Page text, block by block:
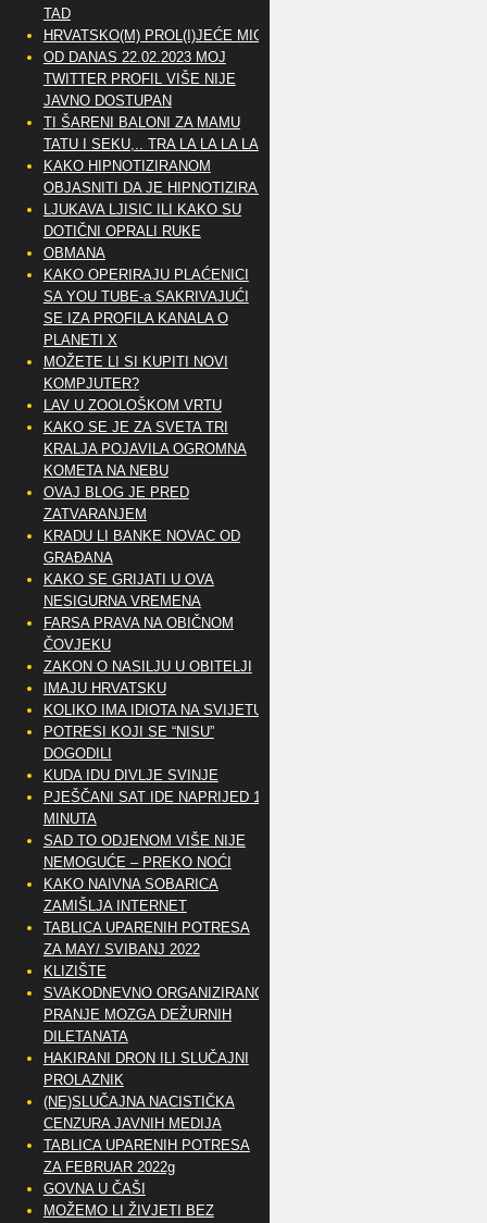
TAD
HRVATSKO(M) PROL(I)JEĆE MIG
OD DANAS 22.02.2023 MOJ
TWITTER PROFIL VIŠE NIJE
JAVNO DOSTUPAN
TI ŠARENI BALONI ZA MAMU
TATU I SEKU,.. TRA LA LA LA LA
KAKO HIPNOTIZIRANOM
OBJASNITI DA JE HIPNOTIZIRAN
LJUKAVA LJISIC ILI KAKO SU
DOTIČNI OPRALI RUKE
OBMANA
KAKO OPERIRAJU PLAĆENICI
SA YOU TUBE-a SAKRIVAJUĆI
SE IZA PROFILA KANALA O
PLANETI X
MOŽETE LI SI KUPITI NOVI
KOMPJUTER?
LAV U ZOOLOŠKOM VRTU
KAKO SE JE ZA SVETA TRI
KRALJA POJAVILA OGROMNA
KOMETA NA NEBU
OVAJ BLOG JE PRED
ZATVARANJEM
KRADU LI BANKE NOVAC OD
GRAĐANA
KAKO SE GRIJATI U OVA
NESIGURNA VREMENA
FARSA PRAVA NA OBIČNOM
ČOVJEKU
ZAKON O NASILJU U OBITELJI
IMAJU HRVATSKU
KOLIKO IMA IDIOTA NA SVIJETU?
POTRESI KOJI SE “NISU”
DOGODILI
KUDA IDU DIVLJE SVINJE
PJEŠČANI SAT IDE NAPRIJED 10
MINUTA
SAD TO ODJENOM VIŠE NIJE
NEMOGUĆE – PREKO NOĆI
KAKO NAIVNA SOBARICA
ZAMIŠLJA INTERNET
TABLICA UPARENIH POTRESA
ZA MAY/ SVIBANJ 2022
KLIZIŠTE
SVAKODNEVNO ORGANIZIRANO
PRANJE MOZGA DEŽURNIH
DILETANATA
HAKIRANI DRON ILI SLUČAJNI
PROLAZNIK
(NE)SLUČAJNA NACISTIČKA
CENZURA JAVNIH MEDIJA
TABLICA UPARENIH POTRESA
ZA FEBRUAR 2022g
GOVNA U ČAŠI
MOŽEMO LI ŽIVJETI BEZ